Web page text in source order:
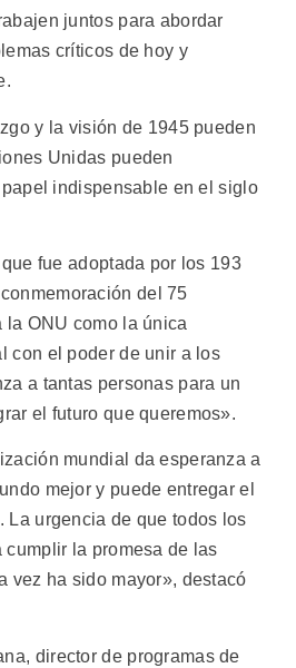
juntos para abordar
críticos de hoy y
y la visión de 1945 pueden
Unidas pueden
indispensable en el siglo
fue adoptada por los 193
del 75
ONU como la única
con el poder de unir a los
a tantas personas para un
el futuro que queremos».
mundial da esperanza a
mejor y puede entregar el
La urgencia de que todos los
cumplir la promesa de las
vez ha sido mayor», destacó
director de programas de